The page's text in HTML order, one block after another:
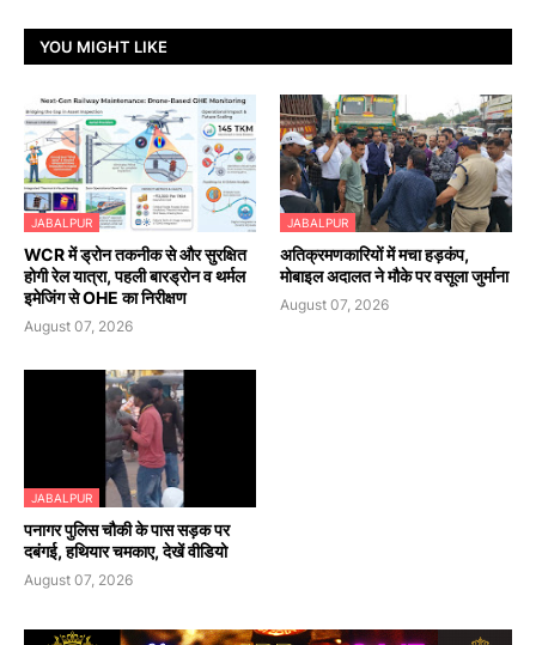
YOU MIGHT LIKE
JABALPUR
WCR में ड्रोन तकनीक से और सुरक्षित
होगी रेल यात्रा, पहली बारड्रोन व थर्मल
इमेजिंग से OHE का निरीक्षण
August 07, 2026
JABALPUR
अतिक्रमणकारियों में मचा हड़कंप,
मोबाइल अदालत ने मौके पर वसूला जुर्माना
August 07, 2026
JABALPUR
पनागर पुलिस चौकी के पास सड़क पर
दबंगई, हथियार चमकाए, देखें वीडियो
August 07, 2026